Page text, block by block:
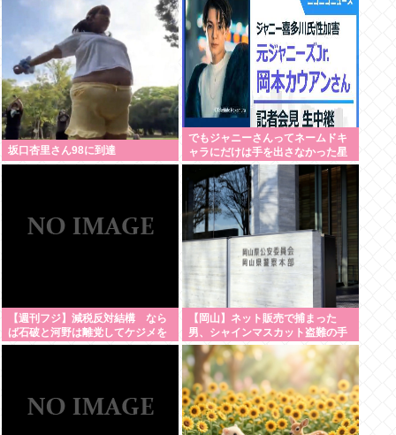
坂口杏里さん98に到達
でもジャニーさんってネームドキ
ャラにだけは手を出さなかった星
人だよな
【週刊フジ】減税反対結構 なら
ば石破と河野は離党してケジメを
つけろ
【岡山】ネット販売で捕まった
男、シャインマスカット盗難の手
口